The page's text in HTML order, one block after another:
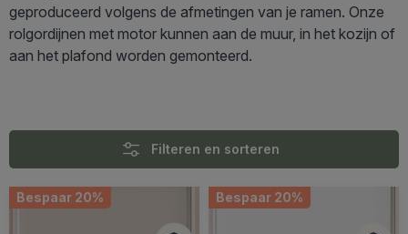
geproduceerd volgens de afmetingen van je ramen. Onze
rolgordijnen met motor kunnen aan de muur, in het kozijn of
aan het plafond worden gemonteerd.
Filteren en sorteren
Bespaar 20% Bespaar 20%